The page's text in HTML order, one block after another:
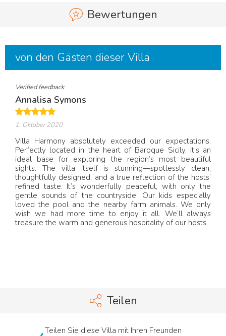
Bewertungen
von den Gästen dieser Villa
Verified feedback
Annalisa Symons
1. Oktober 2020
Villa Harmony absolutely exceeded our expectations.
Perfectly located in the heart of Baroque Sicily, it’s an
ideal base for exploring the region’s most beautiful
sights. The villa itself is stunning—spotlessly clean,
thoughtfully designed, and a true reflection of the hosts’
refined taste. It’s wonderfully peaceful, with only the
gentle sounds of the countryside. Our kids especially
loved the pool and the nearby farm animals. We only
wish we had more time to enjoy it all. We’ll always
treasure the warm and generous hospitality of our hosts.
Teilen
Teilen Sie diese Villa mit Ihren Freunden